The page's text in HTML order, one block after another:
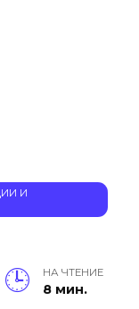
И
НА ЧТЕНИЕ
8 мин.